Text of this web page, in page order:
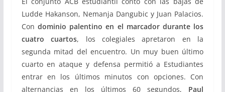
Ludde Hakanson, Nemanja Dangubic y Juan Palacios.
Con dominio palentino en el marcador durante los
cuatro cuartos, los colegiales apretaron en la
segunda mitad del encuentro. Un muy buen último
cuarto en ataque y defensa permitió a Estudiantes
entrar en los últimos minutos con opciones. Con
alternancias en los últimos 60 segundos, Paul